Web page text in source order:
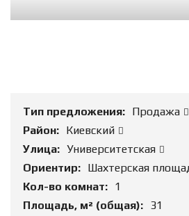
Тип предложения: Продажа
Район: Киевский
Улица: Университетская
Ориентир: Шахтерская
Кол-во комнат: 1
Площадь, м² (общая): 31